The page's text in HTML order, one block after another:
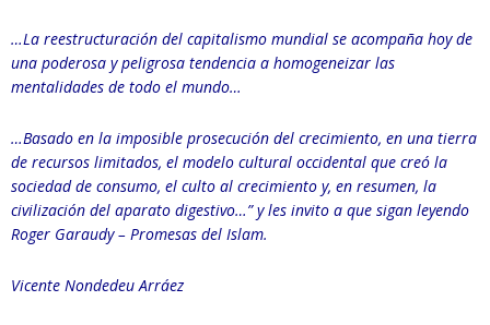
…La reestructuración del capitalismo mundial se acompaña hoy de
una poderosa y peligrosa tendencia a homogeneizar las
mentalidades de todo el mundo…
…Basado en la imposible prosecución del crecimiento, en una tierra
de recursos limitados, el modelo cultural occidental que creó la
sociedad de consumo, el culto al crecimiento y, en resumen, la
civilización del aparato digestivo…” y les invito a que sigan leyendo
Roger Garaudy – Promesas del Islam.
Vicente Nondedeu Arráez